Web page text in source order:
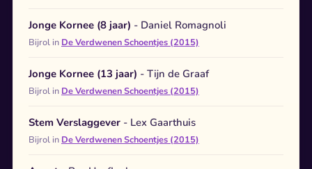
Jonge Kornee (8 jaar) - Daniel Romagnoli
Bijrol in De Verdwenen Schoentjes (2015)
Jonge Kornee (13 jaar) - Tijn de Graaf
Bijrol in De Verdwenen Schoentjes (2015)
Stem Verslaggever - Lex Gaarthuis
Bijrol in De Verdwenen Schoentjes (2015)